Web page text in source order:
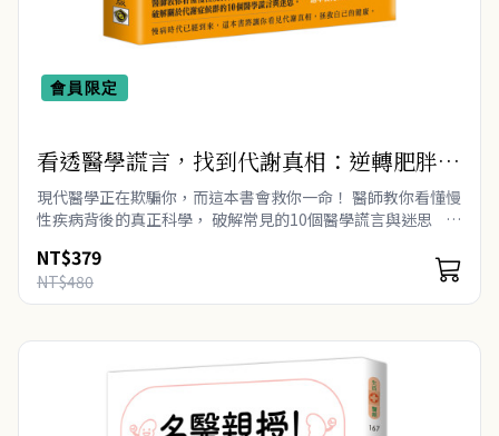
會員限定
看透醫學謊言，找到代謝真相：逆轉肥胖、
高血壓、脂肪肝，讓身體健康長壽的自救指
南
現代醫學正在欺騙你，而這本書會救你一命！ 醫師教你看懂慢
性疾病背後的真正科學， 破解常見的10個醫學謊言與迷思
NT$379
NT$480